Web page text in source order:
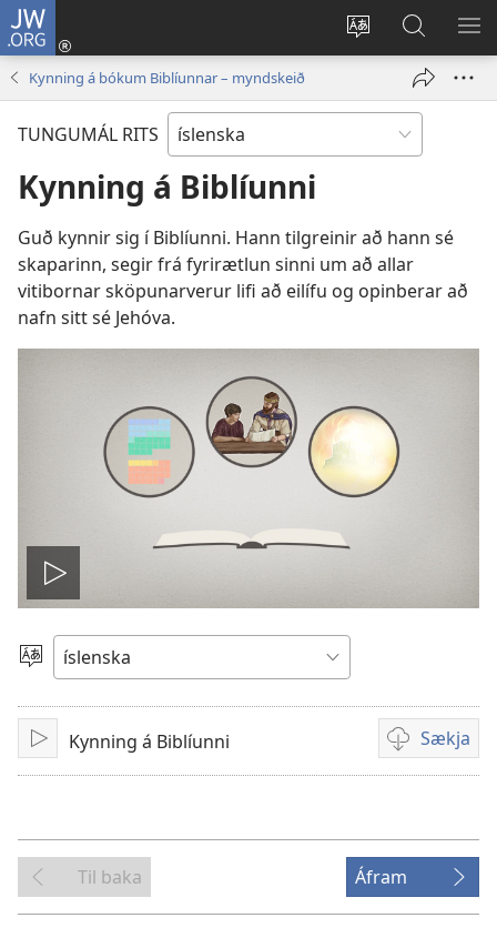
JW.ORG
Tungumál
Innskrá
(opnast
glugga)
Leit
á
JW.ORG
Kynning á bókum Biblíunnar – myndskeið
TUNGUMÁL RITS
Kynning á Biblíunni
Guð kynnir sig í Biblíunni. Hann tilgreinir að hann sé
skaparinn, segir frá fyrirætlun sinni um að allar
vitibornar sköpunarverur lifi að eilífu og opinberar að
nafn sitt sé Jehóva.
Spila
myndband
Veldu
tungumál
SpilaKynning á Biblíunni Sækja
Möguleikar
til
myndband
Til baka Áfram